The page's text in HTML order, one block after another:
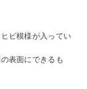
ビ模様が入ってい
表面にできるも